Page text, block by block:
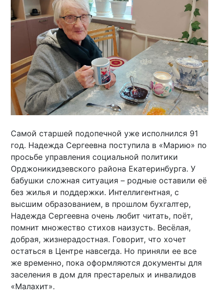
Самой старшей подопечной уже исполнился 91
год. Надежда Сергеевна поступила в «Марию» по
просьбе управления социальной политики
Орджоникидзевского района Екатеринбурга. У
бабушки сложная ситуация – родные оставили её
без жилья и поддержки. Интеллигентная, с
высшим образованием, в прошлом бухгалтер,
Надежда Сергеевна очень любит читать, поёт,
помнит множество стихов наизусть. Весёлая,
добрая, жизнерадостная. Говорит, что хочет
остаться в Центре навсегда. Но приняли ее все
же временно, пока оформляются документы для
заселения в дом для престарелых и инвалидов
«Малахит».